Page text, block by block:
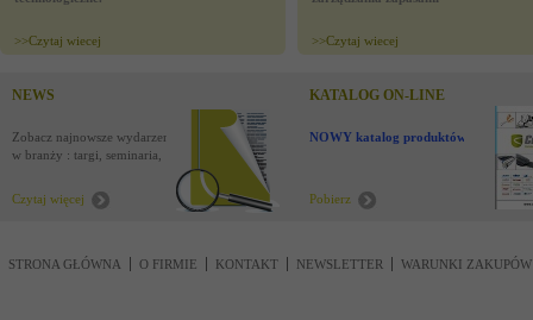
>>Czytaj wiecej >>Czytaj wiecej
NEWS
Zobacz najnowsze wydarzenia
w branży : targi, seminaria,
Czytaj więcej
KATALOG ON-LINE
NOWY katalog produktów !
Pobierz
STRONA GŁÓWNA O FIRMIE KONTAKT NEWSLETTER WARUNKI ZAKUPÓW